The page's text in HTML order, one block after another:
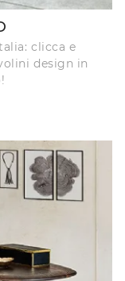
clicca e
design in